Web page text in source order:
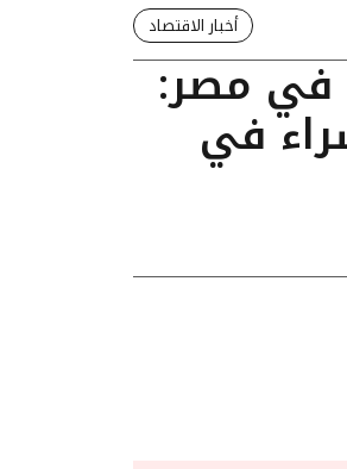
أخبار الاقتصاد
في مصر:
8125 للشراء في